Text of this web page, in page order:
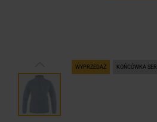
WYPRZEDAŻ KOŃCÓWKA SERII